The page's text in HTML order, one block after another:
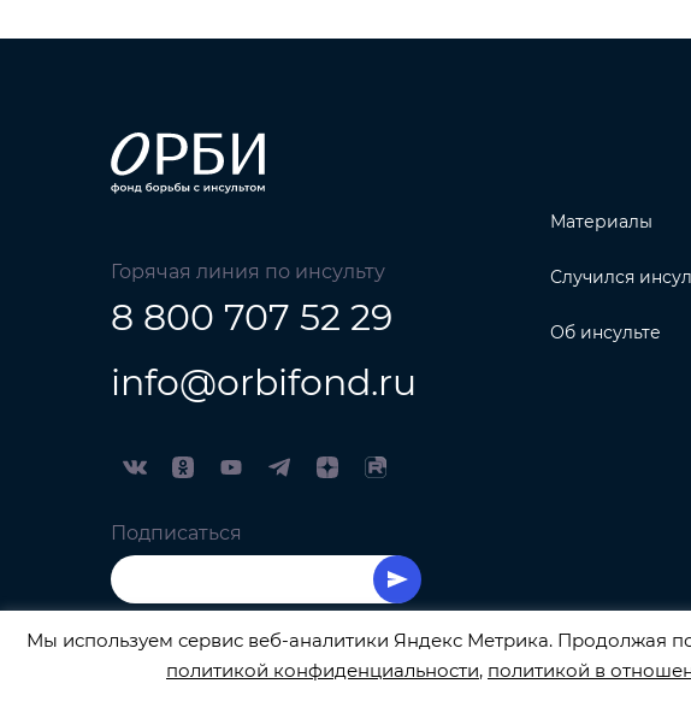
Горячая линия по инсульту
8 800 707 52 29
info@orbifond.ru
Подписаться
Материалы
Случился
Об инсульте
Мы используем сервис веб-аналитики Яндекс Метрика. Продолжая
политикой конфиденциальности, политикой в